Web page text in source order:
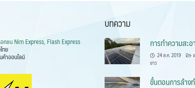
กชน Nim Express, Flash Express
ทย
ค้าออนไลน์
บทความ
การทำความสะ
24 ส.ค. 2019
ยาว
ขั้นตอนการล้าง